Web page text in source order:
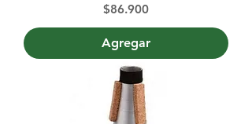
Precio
$86.900
Agregar